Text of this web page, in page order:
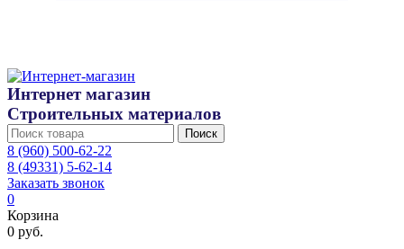
Интернет магазин
Строительных материалов
Поиск
8 (960) 500-62-22
8 (49331) 5-62-14
Заказать звонок
0
Корзина
0 руб.